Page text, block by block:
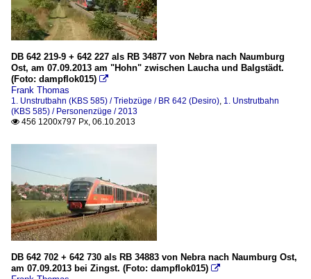
DB 642 219-9 + 642 227 als RB 34877 von Nebra nach Naumburg
Ost, am 07.09.2013 am "Hohn" zwischen Laucha und Balgstädt.
(Foto: dampflok015) 
Frank Thomas
1. Unstrutbahn (KBS 585) / Triebzüge / BR 642 (Desiro) 1. Unstrutbahn
(KBS 585) / Personenzüge / 2013
 456 1200x797 Px, 06.10.2013
DB 642 702 + 642 730 als RB 34883 von Nebra nach Naumburg Ost,
am 07.09.2013 bei Zingst. (Foto: dampflok015) 